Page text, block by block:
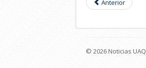
Anterior
© 2026 Noticias UAQ